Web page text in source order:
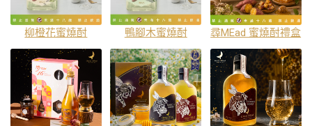
柳橙花蜜燒酎 鴨腳木蜜燒酎 尋MEad 蜜燒酎禮盒